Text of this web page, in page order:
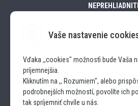
Vaše nastavenie
Vďaka ,,cookies" možnosťi bude Vaša
príjemnejšia.
Kliknutím na ,, Rozumiem", alebo
podrobnejších možností, povolíte ich
tak spríjemniť chvíle u nás.